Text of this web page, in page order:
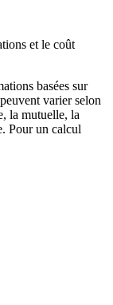
et le coût
basées sur
varier selon
la mutuelle, la
Pour un calcul